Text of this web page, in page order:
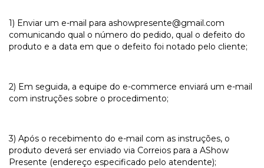
1) Enviar um e-mail para ashowpresente@gmail.com
comunicando qual o número do pedido, qual o defeito do
produto e a data em que o defeito foi notado pelo cliente;
2) Em seguida, a equipe do e-commerce enviará um e-mail
com instruções sobre o procedimento;
3) Após o recebimento do e-mail com as instruções, o
produto deverá ser enviado via Correios para a AShow
Presente (endereço especificado pelo atendente);